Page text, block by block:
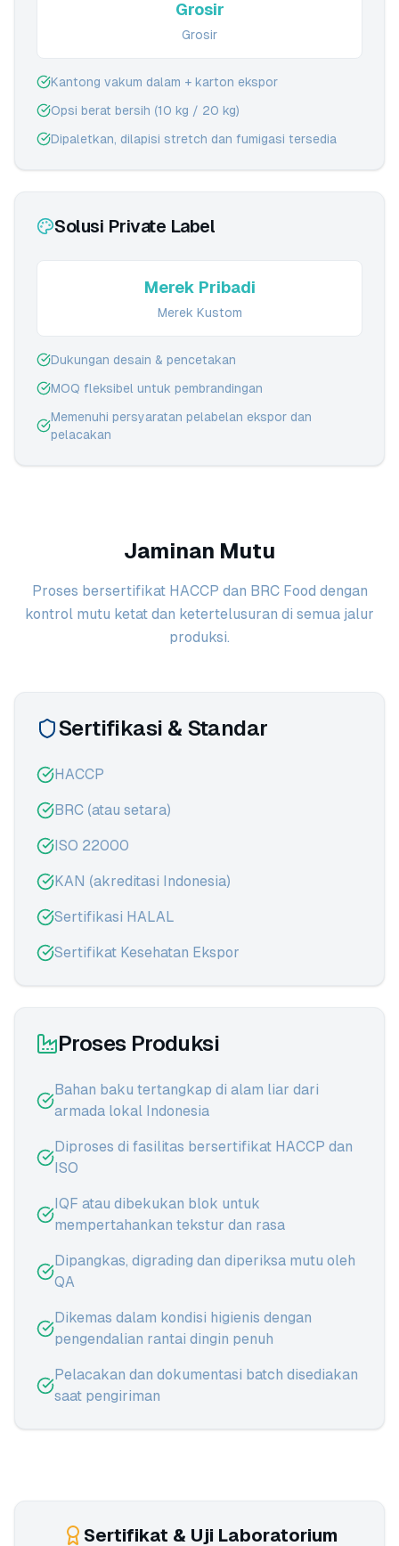
Grosir
Grosir
Kantong vakum dalam + karton ekspor
Opsi berat bersih (10 kg / 20 kg)
Dipaletkan, dilapisi stretch dan fumigasi tersedia
Solusi Private Label
Merek Pribadi
Merek Kustom
Dukungan desain & pencetakan
MOQ fleksibel untuk pembrandingan
Memenuhi persyaratan pelabelan ekspor dan
pelacakan
Jaminan Mutu
Proses bersertifikat HACCP dan BRC Food dengan
kontrol mutu ketat dan ketertelusuran di semua jalur
produksi.
Sertifikasi & Standar
HACCP
BRC (atau setara)
ISO 22000
KAN (akreditasi Indonesia)
Sertifikasi HALAL
Sertifikat Kesehatan Ekspor
Proses Produksi
Bahan baku tertangkap di alam liar dari
armada lokal Indonesia
Diproses di fasilitas bersertifikat HACCP dan
ISO
IQF atau dibekukan blok untuk
mempertahankan tekstur dan rasa
Dipangkas, digrading dan diperiksa mutu oleh
QA
Dikemas dalam kondisi higienis dengan
pengendalian rantai dingin penuh
Pelacakan dan dokumentasi batch disediakan
saat pengiriman
Sertifikat & Uji Laboratorium